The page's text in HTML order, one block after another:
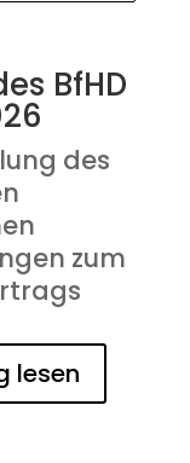
BfHD
des
zum
lesen